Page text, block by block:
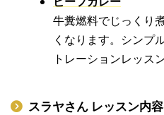
牛糞燃料でじっくり
くなります。シンプ
トレーションレッス
スラヤさん レッスン内容